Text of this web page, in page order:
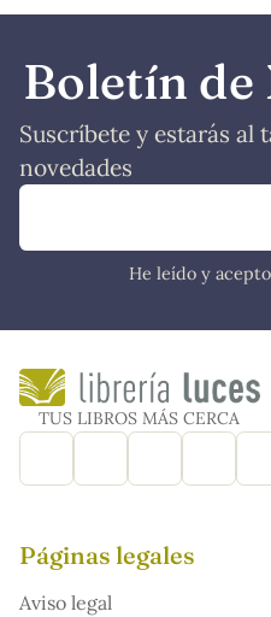
Boletín de
Suscríbete y estarás al
novedades
He leído y
TUS LIBROS MÁS CERCA
Páginas legales
Aviso legal